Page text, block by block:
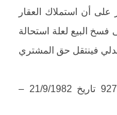
أن استملاك العقار
فسخ البيع لعلة استحالة
فينتقل حق المشتري
نقض سوري رقم 1669 أساس 927 تاريخ 21/9/1982 –